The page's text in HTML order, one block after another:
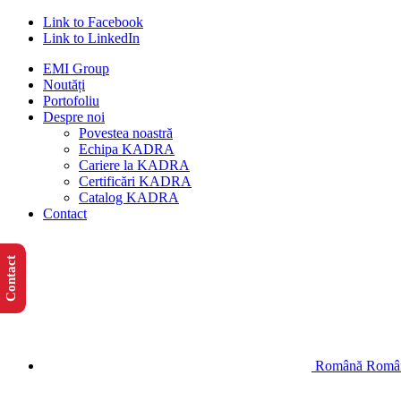
Link to Facebook
Link to LinkedIn
EMI Group
Noutăți
Portofoliu
Despre noi
Povestea noastră
Echipa KADRA
Cariere la KADRA
Certificări KADRA
Catalog KADRA
Contact
Română
Contact